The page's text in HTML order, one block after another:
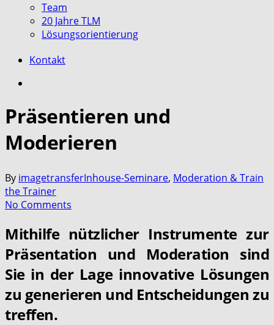
Team
20 Jahre TLM
Lösungsorientierung
Kontakt
Präsentieren und
Moderieren
By imagetransferInhouse-Seminare, Moderation & Train
the Trainer
No Comments
Mithilfe nützlicher Instrumente zur
Präsentation und Moderation sind
Sie in der Lage innovative Lösungen
zu generieren und Entscheidungen zu
treffen.